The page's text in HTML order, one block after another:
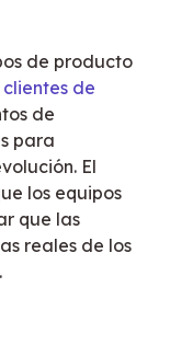
de
de
para
El
los equipos
que las
reales de los